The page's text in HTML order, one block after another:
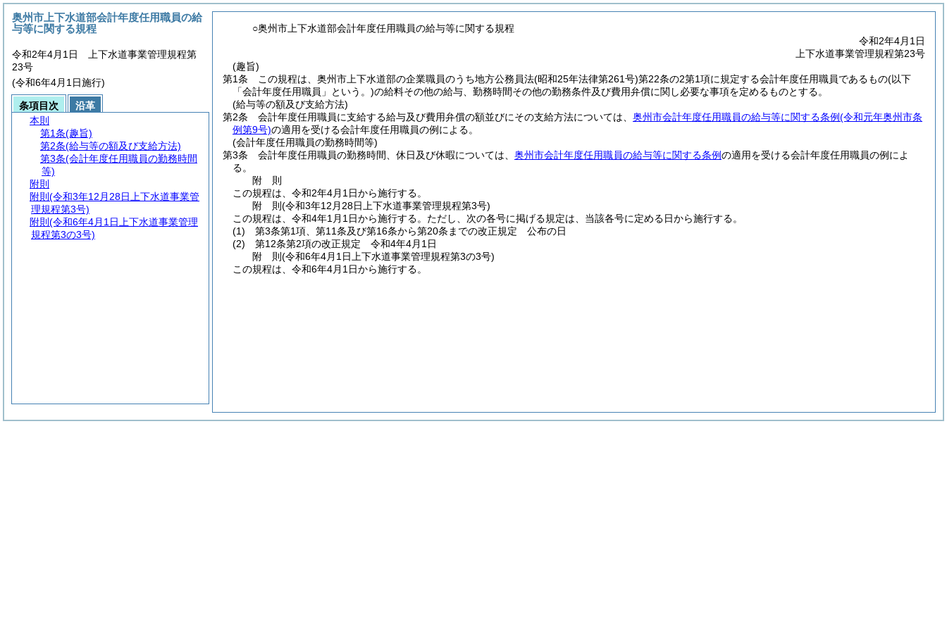
○奥州市上下水道部会計年度任用職員の給与等に関する規程
令和2年4月1日
上下水道事業管理規程第23号
(趣旨)
第1条
この規程は、奥州市上下水道部の企業職員のうち地方公務員法(昭和25年法律第261号)第22条の2第1項に規定する会計年度任用職員であるもの(以下
「会計年度任用職員」という。)の給料その他の給与、勤務時間その他の勤務条件及び費用弁償に関し必要な事項を定めるものとする。
(給与等の額及び支給方法)
第2条
会計年度任用職員に支給する給与及び費用弁償の額並びにその支給方法については、 奥州市会計年度任用職員の給与等に関する条例(令和元年奥州市条
例第9号)の適用を受ける会計年度任用職員の例による。
(会計年度任用職員の勤務時間等)
第3条
会計年度任用職員の勤務時間、休日及び休暇については、 奥州市会計年度任用職員の給与等に関する条例の適用を受ける会計年度任用職員の例によ
る。
附 則
この規程は、令和2年4月1日から施行する。
附 則(令和3年12月28日 上下水道事業管理規程第3号)
この規程は、令和4年1月1日から施行する。 ただし、次の各号に掲げる規定は、当該各号に定める日から施行する。
(1)
第3条第1項、第11条及び第16条から第20条までの改正規定 公布の日
(2)
第12条第2項の改正規定 令和4年4月1日
附 則(令和6年4月1日 上下水道事業管理規程第3の3号)
この規程は、令和6年4月1日から施行する。
奥州市上下水道部会計年度任用職員の給
与等に関する規程
令和2年4月1日 上下水道事業管理規程第
23号
(令和6年4月1日施行)
条項目次
沿革
本則
第1条(趣旨)
第2条(給与等の額及び支給方法)
第3条(会計年度任用職員の勤務時間
等)
附則
附則 (令和3年12月28日上下水道事業管
理規程第3号)
附則 (令和6年4月1日上下水道事業管理
規程第3の3号)